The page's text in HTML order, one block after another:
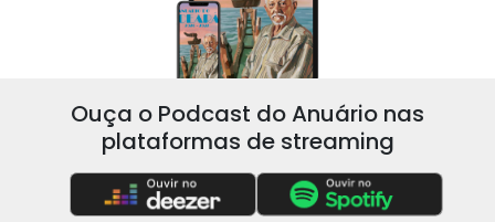
Ouça o Podcast do Anuário nas
plataformas de streaming